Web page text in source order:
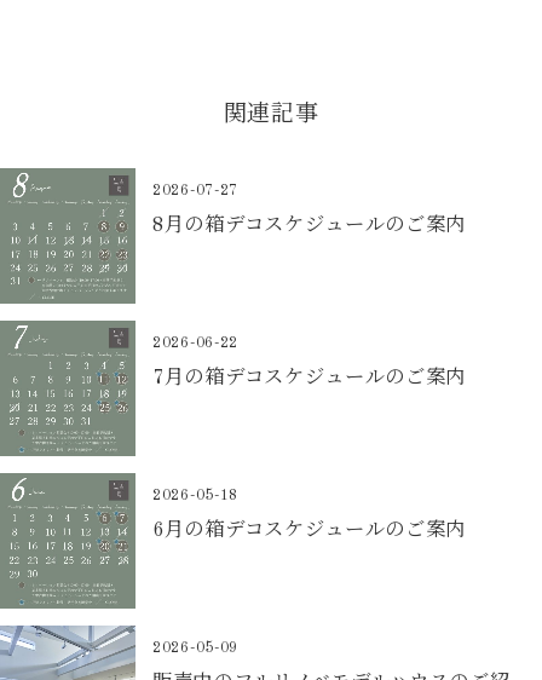
関連記事
2026-07-27
8月の箱デコスケジュールのご案内
2026-06-22
7月の箱デコスケジュールのご案内
2026-05-18
6月の箱デコスケジュールのご案内
2026-05-09